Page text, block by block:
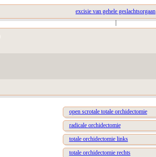
excisie van gehele geslachtsorgaan
|
open scrotale totale orchidectomie
radicale orchidectomie
totale orchidectomie links
totale orchidectomie rechts